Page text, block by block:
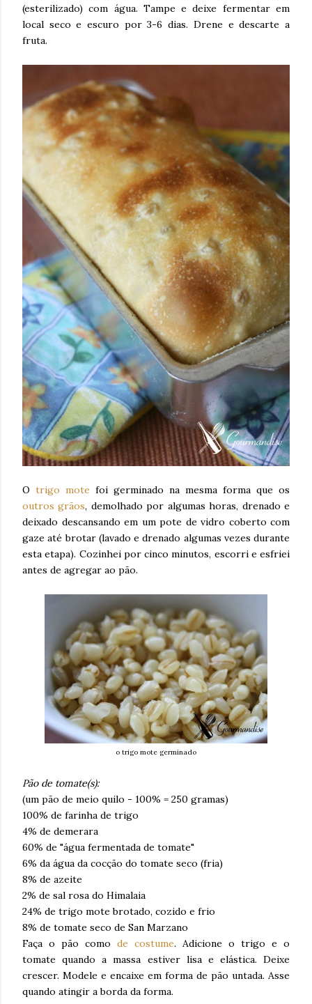
(esterilizado) com água. Tampe e deixe fermentar em
local seco e escuro por 3-6 dias. Drene e descarte a
fruta.
O trigo mote foi germinado na mesma forma que os
outros grãos, demolhado por algumas horas, drenado e
deixado descansando em um pote de vidro coberto com
gaze até brotar (lavado e drenado algumas vezes durante
esta etapa). Cozinhei por cinco minutos, escorri e esfriei
antes de agregar ao pão.
o trigo mote germinado
Pão de tomate(s):
(um pão de meio quilo - 100% = 250 gramas)
100% de farinha de trigo
4% de demerara
60% de "água fermentada de tomate"
6% da água da cocção do tomate seco (fria)
8% de azeite
2% de sal rosa do Himalaia
24% de trigo mote brotado, cozido e frio
8% de tomate seco de San Marzano
Faça o pão como de costume. Adicione o trigo e o
tomate quando a massa estiver lisa e elástica. Deixe
crescer. Modele e encaixe em forma de pão untada. Asse
quando atingir a borda da forma.